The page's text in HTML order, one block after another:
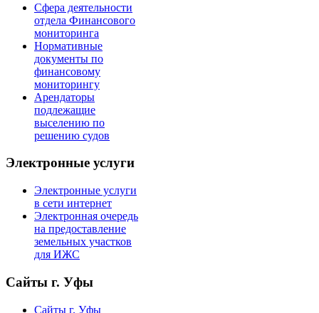
Сфера деятельности
отдела Финансового
мониторинга
Нормативные
документы по
финансовому
мониторингу
Арендаторы
подлежащие
выселению по
решению судов
Электронные услуги
Электронные услуги
в сети интернет
Электронная очередь
на предоставление
земельных участков
для ИЖС
Сайты г. Уфы
Сайты г. Уфы